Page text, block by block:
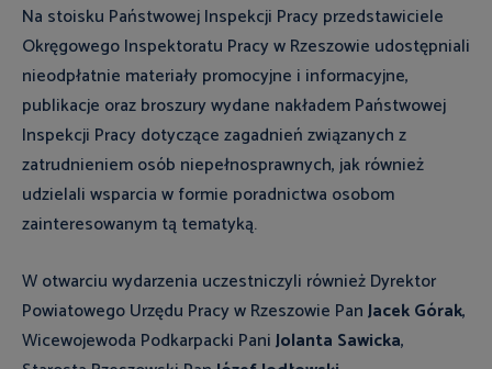
Na stoisku Państwowej Inspekcji Pracy przedstawiciele
Okręgowego Inspektoratu Pracy w Rzeszowie udostępniali
nieodpłatnie materiały promocyjne i informacyjne,
publikacje oraz broszury wydane nakładem Państwowej
Inspekcji Pracy dotyczące zagadnień związanych z
zatrudnieniem osób niepełnosprawnych, jak również
udzielali wsparcia w formie poradnictwa osobom
zainteresowanym tą tematyką.
W otwarciu wydarzenia uczestniczyli również Dyrektor
Powiatowego Urzędu Pracy w Rzeszowie PanJacek Górak,
Wicewojewoda Podkarpacki PaniJolanta Sawicka,